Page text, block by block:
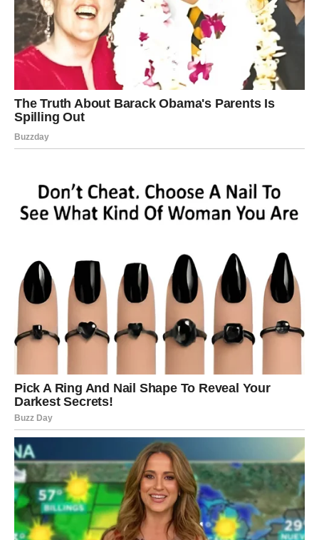
Vratite tortu u hladnjak na 6 sati(ili preko noći) kako bi
se svi slojevi stisnuli i proželi.
Savjeti za Savršenu Tortu:
Ganachese može dodatno ukrasiti listićima
iličokoladnim strugotinama
Kolač možete poslužiti uzsladoled od vanilije
ili voće
za dodatni užitak.
Ovaj kolač bez brašna prava je
poslastica za ljubitelje
čokolade i karamele
. Kremasta tekstura, bogat okus i
savršeno uravnotežena slatkoća čine ga idealnim
desertom za posebne prigode ili jednostavno za uživanje
uz kavu.